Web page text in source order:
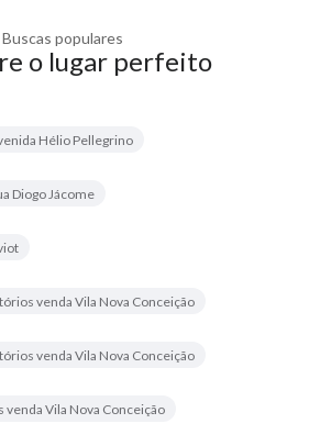
Buscas populares
o lugar perfeito
Hélio Pellegrino
Diogo Jácome
venda Vila Nova Conceição
venda Vila Nova Conceição
Vila Nova Conceição